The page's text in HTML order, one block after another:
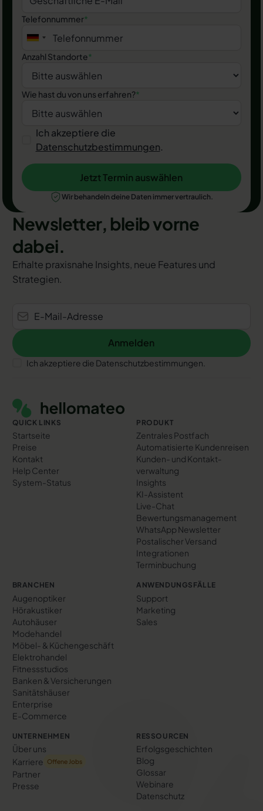
Telefonnummer*
Anzahl Standorte*
Wie hast du von uns erfahren?*
Ich akzeptiere die
Datenschutzbestimmungen.
Jetzt Termin auswählen
Jetzt Termin auswählen
Wir behandeln deine Daten immer vertraulich.
Newsletter, bleib vorne
dabei.
Erhalte praxisnahe Insights, neue Features und
Strategien.
Anmelden
Anmelden
Ich akzeptiere die Datenschutzbestimmungen.
QUICK LINKS
Startseite
Preise
Kontakt
Help Center
System-Status
PRODUKT
Zentrales Postfach
Automatisierte Kundenreisen
Kunden- und Kontakt­
verwaltung
Insights
KI-Assistent
Live-Chat
Bewertungs­management
WhatsApp Newsletter
Postalischer Versand
Integrationen
Terminbuchung
BRANCHEN
Augenoptiker
Hörakustiker
Autohäuser
Modehandel
Möbel- & Küchengeschäft
Elektrohandel
Fitnessstudios
Banken & Versicherungen
Sanitätshäuser
Enterprise
E-Commerce
ANWENDUNGSFÄLLE
Support
Marketing
Sales
UNTERNEHMEN
Über uns
Karriere
Offene Jobs
Partner
Presse
RESSOURCEN
Erfolgs­geschichten
Blog
Glossar
Webinare
Datenschutz